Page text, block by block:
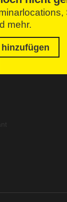
mehr.